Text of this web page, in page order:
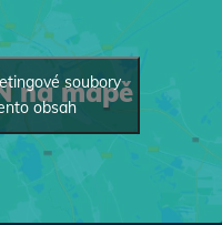
na mapě
soubory
obsah